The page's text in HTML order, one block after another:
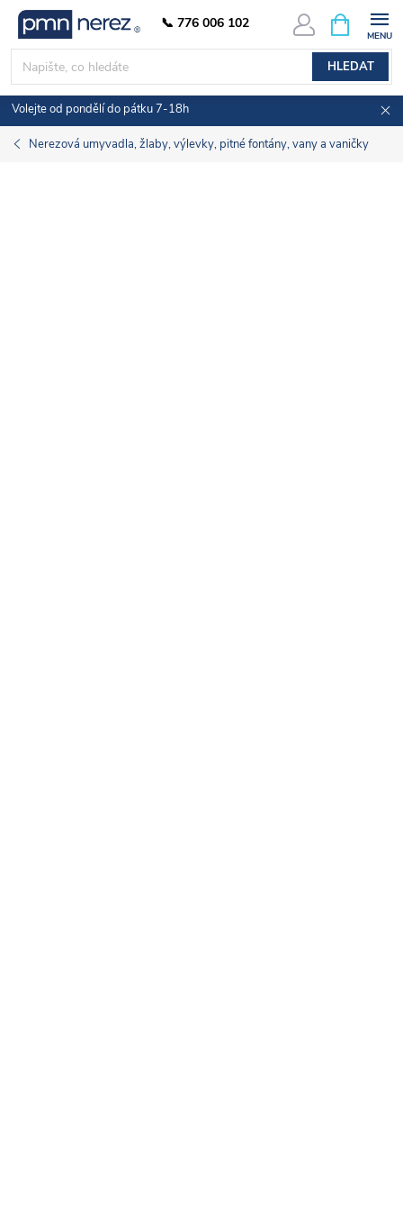
Přejít
obsah
HLEDAT
NÁKUPNÍ
KOŠÍK
Volejte od pondělí do pátku 7-18h
Nerezová umyvadla, žlaby, výlevky, pitné fontány, vany a vaničky
📞 776 006 102